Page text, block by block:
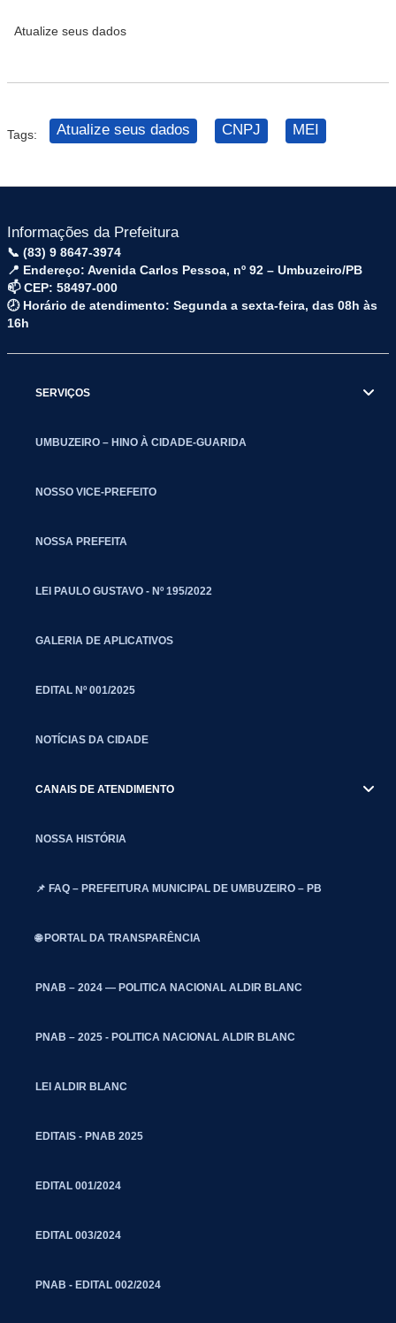
Atualize seus dados
Tags: Atualize seus dados CNPJ MEI
Informações da Prefeitura
📞 (83) 9 8647-3974
📍 Endereço: Avenida Carlos Pessoa, nº 92 – Umbuzeiro/PB
📫 CEP: 58497-000
🕗 Horário de atendimento: Segunda a sexta-feira, das 08h às
16h
SERVIÇOS
UMBUZEIRO – HINO À CIDADE-GUARIDA
NOSSO VICE-PREFEITO
NOSSA PREFEITA
LEI PAULO GUSTAVO - Nº 195/2022
GALERIA DE APLICATIVOS
EDITAL Nº 001/2025
NOTÍCIAS DA CIDADE
CANAIS DE ATENDIMENTO
NOSSA HISTÓRIA
📌 FAQ – PREFEITURA MUNICIPAL DE UMBUZEIRO – PB
🌐 PORTAL DA TRANSPARÊNCIA
PNAB – 2024 — POLITICA NACIONAL ALDIR BLANC
PNAB – 2025 - POLITICA NACIONAL ALDIR BLANC
LEI ALDIR BLANC
EDITAIS - PNAB 2025
EDITAL 001/2024
EDITAL 003/2024
PNAB - EDITAL 002/2024